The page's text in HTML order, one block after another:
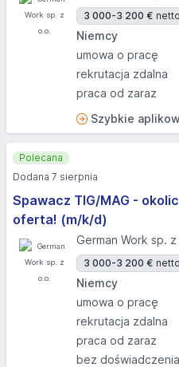
3 000-3 200 €
Niemcy
umowa o pracę
rekrutacja zdalna
praca od zaraz
Szybkie
Spawacz TIG/MAG -
oferta! (m/k/d)
German Work sp.
3 000-3 200 €
Niemcy
umowa o pracę
rekrutacja zdalna
praca od zaraz
bez doświadczenia
Polecana
Dodana 7 sierpnia